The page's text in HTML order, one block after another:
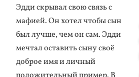
Эдди скрывал свою связь с
мафией. Он хотел чтобы сын
был лучше, чем он сам. Эдди
мечтал оставить сыну своё
доброе имя и личный